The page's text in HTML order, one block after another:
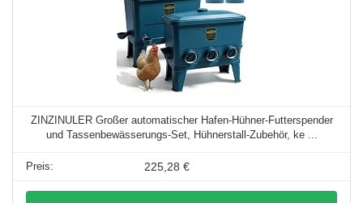
ZINZINULER Großer automatischer Hafen-Hühner-Futterspender
und Tassenbewässerungs-Set, Hühnerstall-Zubehör, ke ...
225,28 €